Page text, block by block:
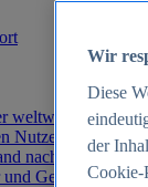
weltweit 2012-
Nutzern weltweit
nach
Geschlecht in
Wir
Diese
der
Cookie-